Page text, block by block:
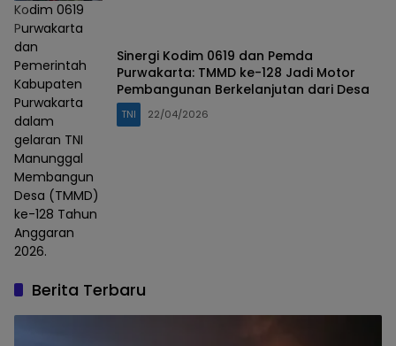
Kodim 0619
Purwakarta
dan
Pemerintah
Kabupaten
Purwakarta
dalam
gelaran TNI
Manunggal
Membangun
Desa (TMMD)
ke-128 Tahun
Anggaran
2026.
Sinergi Kodim 0619 dan Pemda
Purwakarta: TMMD ke-128 Jadi Motor
Pembangunan Berkelanjutan dari Desa
TNI 22/04/2026
Berita Terbaru